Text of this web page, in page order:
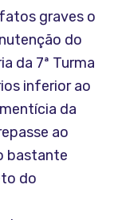
graves o
do
da 7ª Turma
inferior ao
da
ao
bastante
do